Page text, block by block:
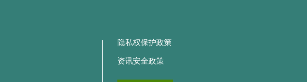
隐私权保护政策
资讯安全政策